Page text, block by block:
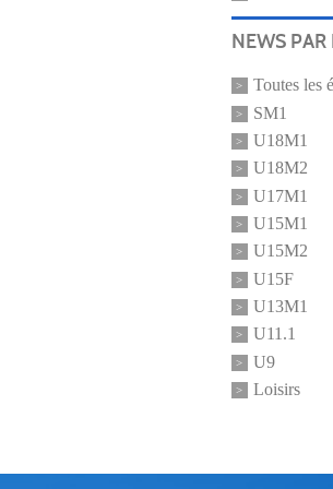
NEWS PAR
Toutes les
SM1
U18M1
U18M2
U17M1
U15M1
U15M2
U15F
U13M1
U11.1
U9
Loisirs